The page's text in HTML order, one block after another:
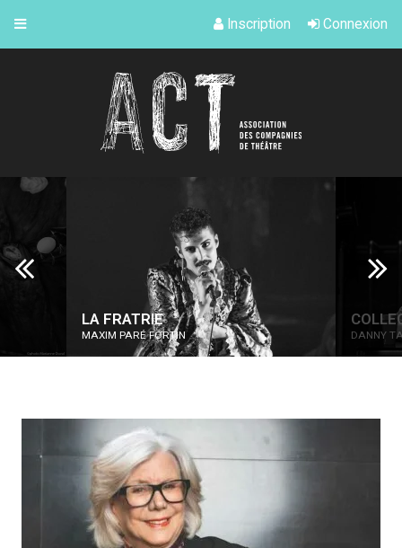
Inscription Connexion
LA FRATRIE
MAXIM PARÉ FORTIN DANNY